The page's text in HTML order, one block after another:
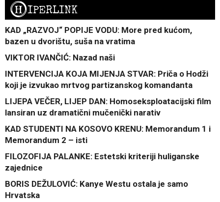
HIPERLINK
KAD „RAZVOJ“ POPIJE VODU: More pred kućom,
bazen u dvorištu, suša na vratima
VIKTOR IVANČIĆ: Nazad naši
INTERVENCIJA KOJA MIJENJA STVAR: Priča o Hodži
koji je izvukao mrtvog partizanskog komandanta
LIJEPA VEČER, LIJEP DAN: Homoseksploatacijski film
lansiran uz dramatični mučenički narativ
KAD STUDENTI NA KOSOVO KRENU: Memorandum 1 i
Memorandum 2 – isti
FILOZOFIJA PALANKE: Estetski kriteriji huliganske
zajednice
BORIS DEŽULOVIĆ: Kanye Westu ostala je samo
Hrvatska